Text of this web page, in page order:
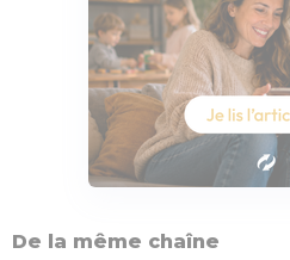
De la même chaîne